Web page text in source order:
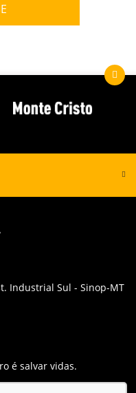
Industrial Sul - Sinop-MT
é salvar vidas.